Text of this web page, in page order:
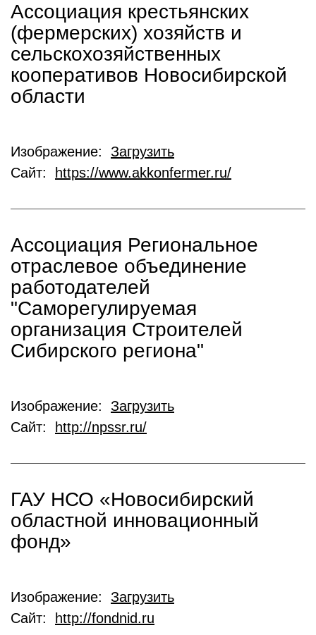
Ассоциация крестьянских
(фермерских) хозяйств и
сельскохозяйственных
кооперативов Новосибирской
области
Изображение: Загрузить
Сайт:
https://www.akkonfermer.ru/
Ассоциация Региональное
отраслевое объединение
работодателей
"Саморегулируемая
организация Строителей
Сибирского региона"
Изображение: Загрузить
Сайт:
http://npssr.ru/
ГАУ НСО «Новосибирский
областной инновационный
фонд»
Изображение: Загрузить
Сайт:
http://fondnid.ru